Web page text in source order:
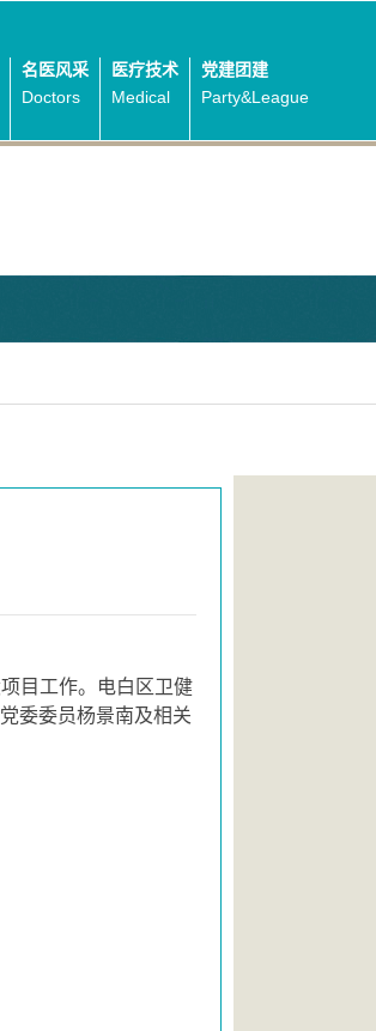
名医风采
Doctors
医疗技术
Medical
党建团建
Party&League
目工作。电白区卫健
委委员杨景南及相关